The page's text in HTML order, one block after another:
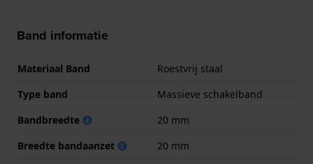
Band informatie
Materiaal Band
Roestvrij staal
Type band
Massieve schakelband
Bandbreedte
20 mm
Breedte bandaanzet
20 mm